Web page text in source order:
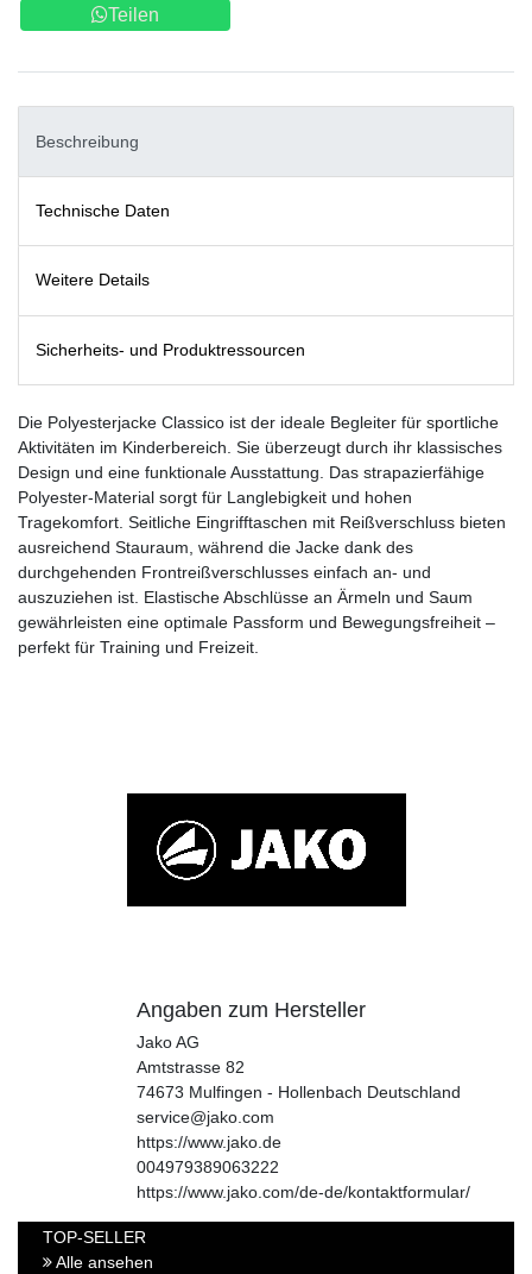
Teilen
Beschreibung
Technische Daten
Weitere Details
Sicherheits- und Produktressourcen
Die Polyesterjacke Classico ist der ideale Begleiter für sportliche
Aktivitäten im Kinderbereich. Sie überzeugt durch ihr klassisches
Design und eine funktionale Ausstattung. Das strapazierfähige
Polyester-Material sorgt für Langlebigkeit und hohen
Tragekomfort. Seitliche Eingrifftaschen mit Reißverschluss bieten
ausreichend Stauraum, während die Jacke dank des
durchgehenden Frontreißverschlusses einfach an- und
auszuziehen ist. Elastische Abschlüsse an Ärmeln und Saum
gewährleisten eine optimale Passform und Bewegungsfreiheit –
perfekt für Training und Freizeit.
Angaben zum Hersteller
Jako AG
Amtstrasse 82
74673 Mulfingen - Hollenbach Deutschland
service@jako.com
https://www.jako.de
004979389063222
https://www.jako.com/de-de/kontaktformular/
TOP-SELLER
Alle ansehen